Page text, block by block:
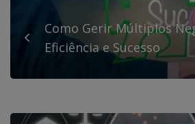
Como Gerir Múltiplos
Eficiência e Sucesso